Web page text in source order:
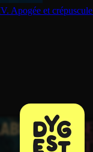
Apogée et